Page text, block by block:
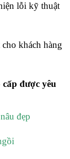
lỗi kỹ thuật
khách hàng
được yêu
đẹp